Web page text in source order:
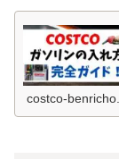
costco-